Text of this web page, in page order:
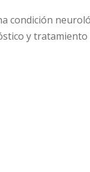
condición
y